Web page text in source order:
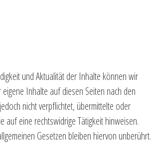
und Aktualität der Inhalte können wir
Inhalte auf diesen Seiten nach den
nicht verpflichtet, übermittelte oder
eine rechtswidrige Tätigkeit hinweisen.
Gesetzen bleiben hiervon unberührt.